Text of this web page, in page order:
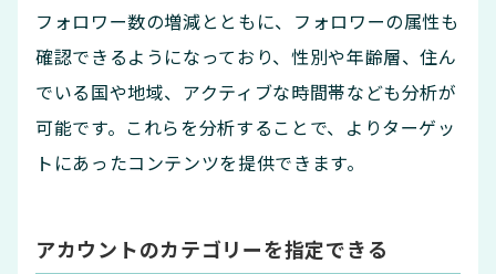
フォロワー数の増減とともに、フォロワーの属性も
確認できるようになっており、性別や年齢層、住ん
でいる国や地域、アクティブな時間帯なども分析が
可能です。これらを分析することで、よりターゲッ
トにあったコンテンツを提供できます。
アカウントのカテゴリーを指定できる